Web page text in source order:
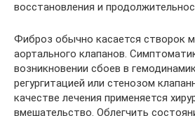
восстановления и
Фиброз обычно касается створок
аортального клапанов.
возникновении сбоев в
регургитацией или стенозом
качестве лечения применяется
вмешательство. Облегчить